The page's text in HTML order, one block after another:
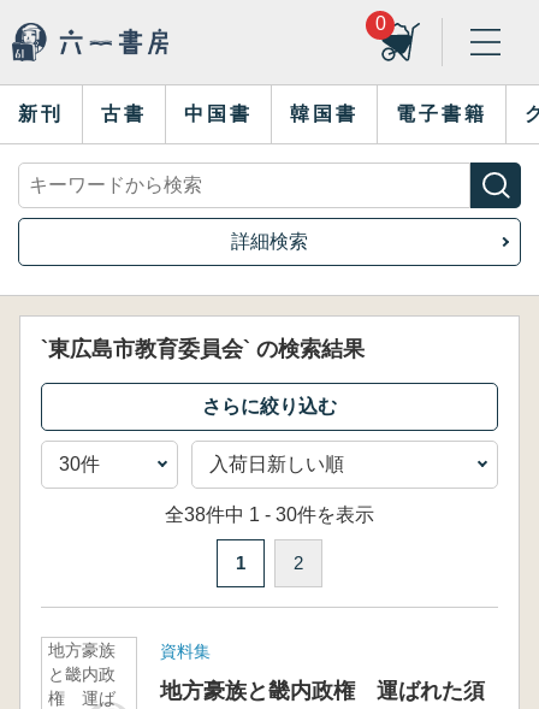
0
新刊 古書 中国書 韓国書 電子書籍
詳細検索
`東広島市教育委員会` の検索結果
全38件中 1 - 30件を表示
1 2
地方豪族
と畿内政
権 運ば
資料集
地方豪族と畿内政権 運ばれた須